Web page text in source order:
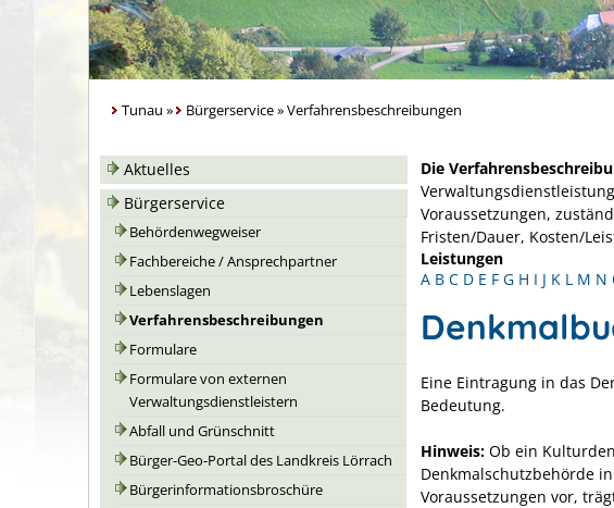
Tunau » Bürgerservice»Verfahrensbeschreibungen
Aktuelles
Bürgerservice
Behördenwegweiser
Fachbereiche / Ansprechpartner
Lebenslagen
Verfahrensbeschreibungen
Formulare
Formulare von externen
Verwaltungsdienstleistern
Abfall und Grünschnitt
Bürger-Geo-Portal des Landkreis Lörrach
Bürgerinformationsbroschüre
Die
Voraussetzungen,
Fristen/Dauer, Kosten/
Leistungen
A B C D E F G H I J K L M N
Eine Eintragung in das
Bedeutung.
Hinweis: Ob ein
Denkmalschutzbehörde
Voraussetzungen vor,